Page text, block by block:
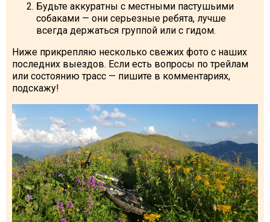
Будьте аккуратны с местными пастушьими
собаками — они серьезные ребята, лучше
всегда держаться группой или с гидом.
Ниже прикрепляю несколько свежих фото с наших
последних выездов. Если есть вопросы по трейлам
или состоянию трасс — пишите в комментариях,
подскажу!